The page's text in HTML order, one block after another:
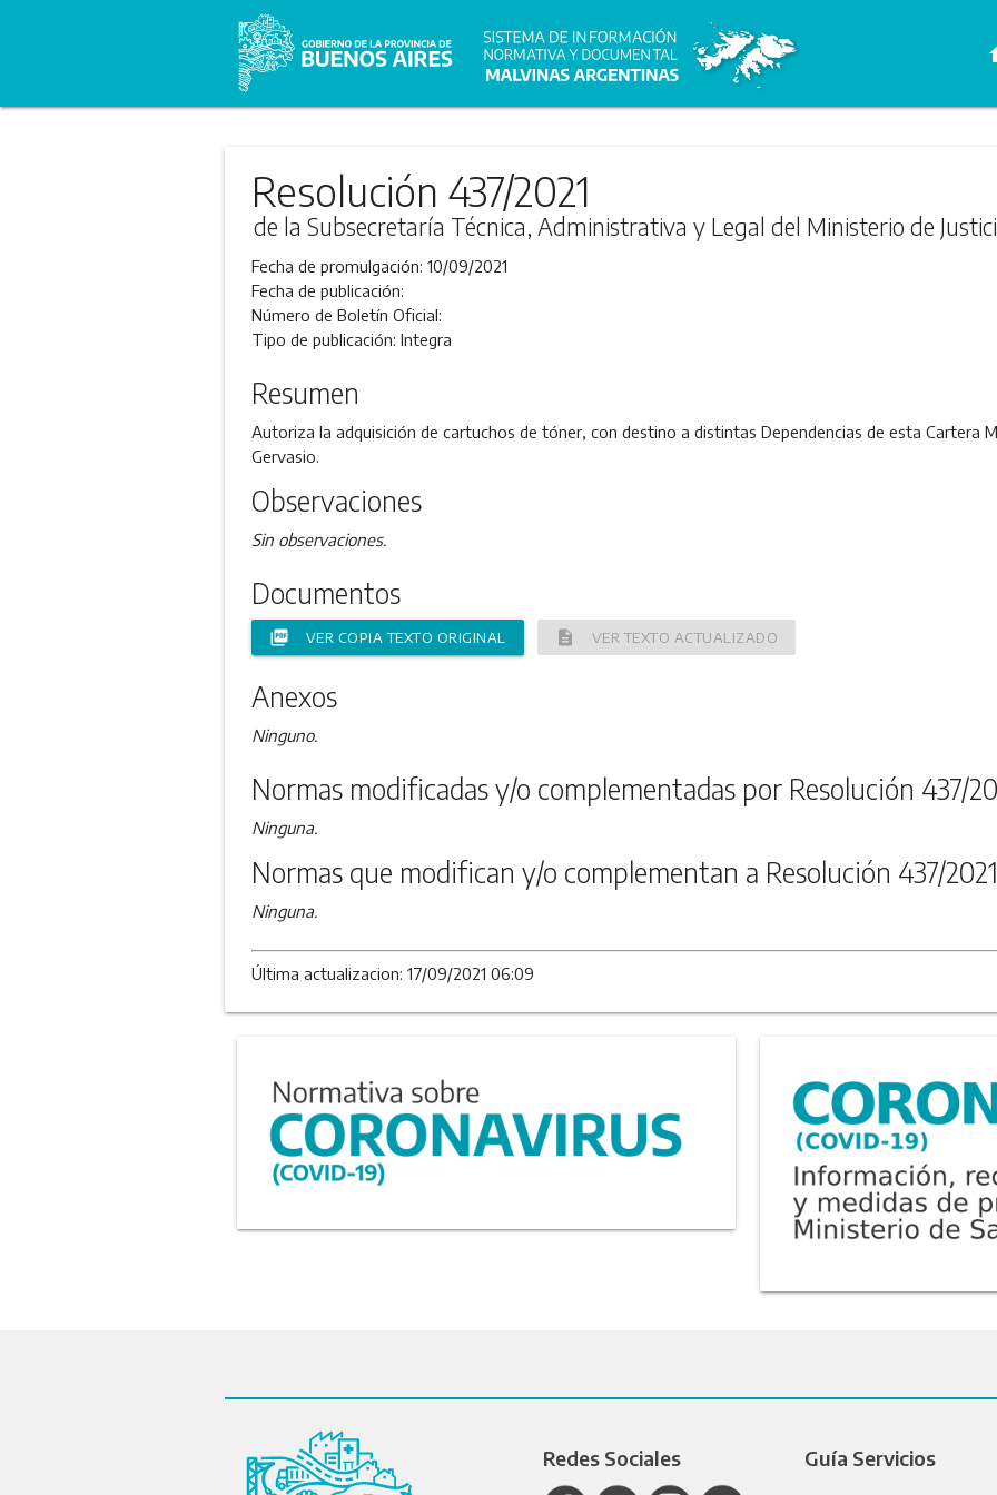
Resolución 437/2021
de la Subsecretaría Técnica, Administrativa y Legal del Ministerio de
Fecha de promulgación: 10/09/2021
Fecha de publicación:
Número de Boletín Oficial:
Tipo de publicación: Integra
Resumen
Autoriza la adquisición de cartuchos de tóner, con destino a distintas Dependencias de esta Cartera
Gervasio.
Observaciones
Sin observaciones.
Documentos
picture_as_pdf VER COPIA TEXTO ORIGINAL description VER TEXTO ACTUALIZADO
Anexos
Ninguno.
Normas modificadas y/o complementadas por Resolución 437/
Ninguna.
Normas que modifican y/o complementan a Resolución 437/2021
Ninguna.
Última actualizacion: 17/09/2021 06:09
Redes Sociales Guía Servicios